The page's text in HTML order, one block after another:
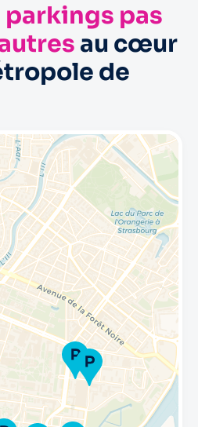
parkings pas
au cœur
de